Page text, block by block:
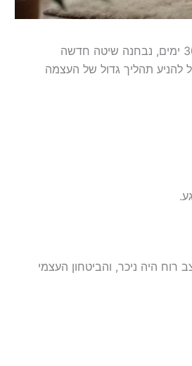
עבור רבים, השגרה היומית יכולה להיות הגורם לחרדה ולשעמום. אך במשך 30 ימים, נבחנה שיטה חדשה
להניע תהליך גדול של העצמה
היה ניכר, והביטחון העצמי